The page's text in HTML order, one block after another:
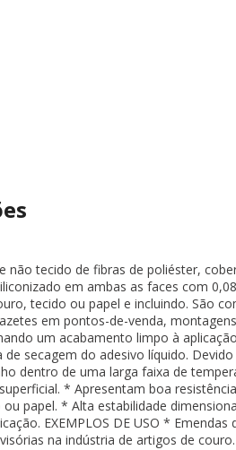
não tecido de fibras de poliéster,
em ambas as faces com
tecido ou papel e incluindo. São
em pontos-de-venda,
um acabamento limpo à
secagem do adesivo líquido.
dentro de uma larga faixa de
* Apresentam boa
papel. * Alta estabilidade
EXEMPLOS DE USO *
na indústria de artigos de